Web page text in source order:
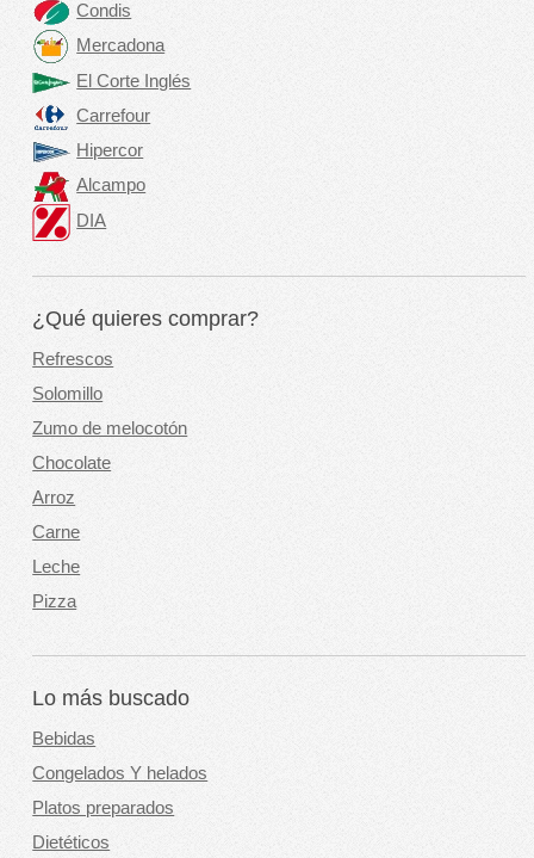
Condis
Mercadona
El Corte Inglés
Carrefour
Hipercor
Alcampo
DIA
¿Qué quieres comprar?
Refrescos
Solomillo
Zumo de melocotón
Chocolate
Arroz
Carne
Leche
Pizza
Lo más buscado
Bebidas
Congelados Y helados
Platos preparados
Dietéticos